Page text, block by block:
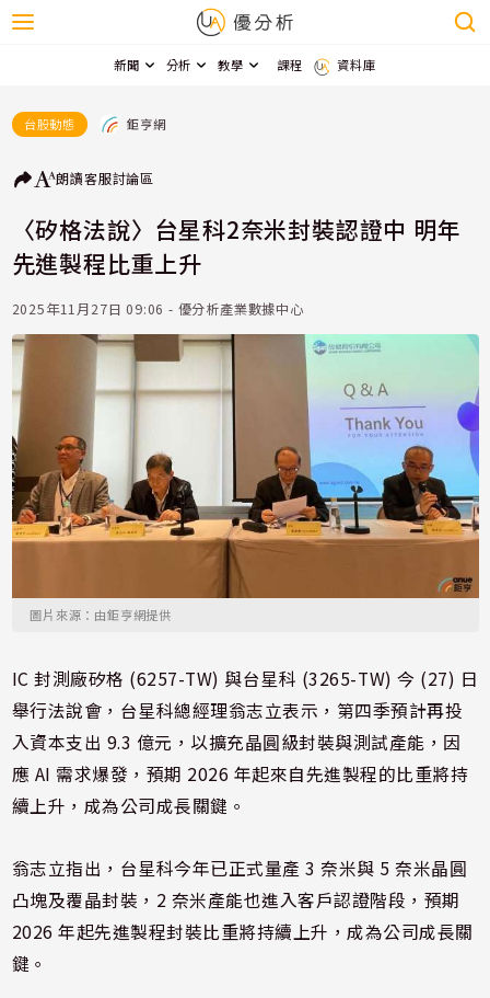
新聞 分析 教學 課程 資料庫
台股動態 鉅亨網
朗讀客服討論區
〈矽格法說〉台星科2奈米封裝認證中 明年
先進製程比重上升
2025年11月27日 09:06 - 優分析產業數據中心
圖片來源：由鉅亨網提供
IC 封測廠矽格 (6257-TW) 與台星科 (3265-TW) 今 (27) 日
舉行法說會，台星科總經理翁志立表示，第四季預計再投
入資本支出 9.3 億元，以擴充晶圓級封裝與測試產能，因
應 AI 需求爆發，預期 2026 年起來自先進製程的比重將持
續上升，成為公司成長關鍵。
翁志立指出，台星科今年已正式量產 3 奈米與 5 奈米晶圓
凸塊及覆晶封裝，2 奈米產能也進入客戶認證階段，預期
2026 年起先進製程封裝比重將持續上升，成為公司成長關
鍵。